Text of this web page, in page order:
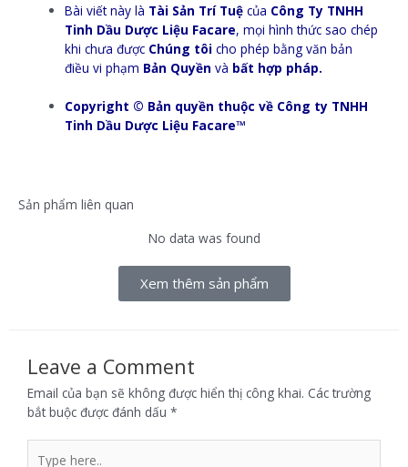
Bài viết này là Tài Sản Trí Tuệ của Công Ty TNHH
Tinh Dầu Dược Liệu Facare, mọi hình thức sao chép
khi chưa được Chúng tôi cho phép bằng văn bản
điều vi phạm Bản Quyền và bất hợp pháp.
Copyright © Bản quyền thuộc về Công ty TNHH
Tinh Dầu Dược Liệu Facare™
Sản phẩm liên quan
No data was found
Xem thêm sản phẩm
Leave a Comment
Email của bạn sẽ không được hiển thị công khai. Các trường
bắt buộc được đánh dấu *